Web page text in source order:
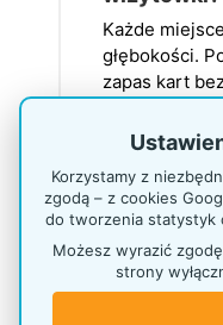
Każde
głębokości.
zapas kart
Gdzie
P53w?
Model
punktach
Korzystamy z
zgodą – z cookies
do tworzenia statystyk
Możesz wyrazić
strony